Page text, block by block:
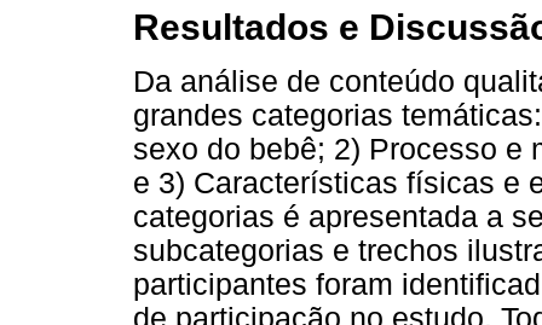
Resultados e
Da análise de conteúdo
grandes categorias
sexo do bebê; 2) Processo e
e 3) Características físicas e
categorias é apresentada a
subcategorias e trechos
participantes foram
de participação no estudo.